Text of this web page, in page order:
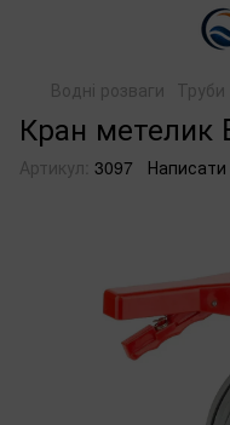
Водні розваги Труби
Кран метелик
Артикул: 3097 Написати